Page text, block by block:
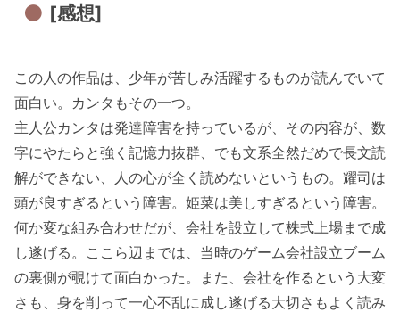
[感想]
この人の作品は、少年が苦しみ活躍するものが読んでいて
面白い。カンタもその一つ。
主人公カンタは発達障害を持っているが、その内容が、数
字にやたらと強く記憶力抜群、でも文系全然だめで長文読
解ができない、人の心が全く読めないというもの。耀司は
頭が良すぎるという障害。姫菜は美しすぎるという障害。
何か変な組み合わせだが、会社を設立して株式上場まで成
し遂げる。ここら辺までは、当時のゲーム会社設立ブーム
の裏側が覗けて面白かった。また、会社を作るという大変
さも、身を削って一心不乱に成し遂げる大切さもよく読み